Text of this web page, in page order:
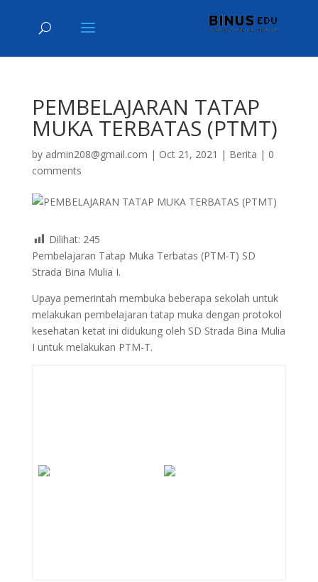
PEMBELAJARAN TATAP
MUKA TERBATAS (PTMT)
by admin208@gmail.com | Oct 21, 2021 | Berita | 0
comments
Dilihat: 245
Pembelajaran Tatap Muka Terbatas (PTM-T) SD
Strada Bina Mulia I.
Upaya pemerintah membuka beberapa sekolah untuk
melakukan pembelajaran tatap muka dengan protokol
kesehatan ketat ini didukung oleh SD Strada Bina Mulia
I untuk melakukan PTM-T.